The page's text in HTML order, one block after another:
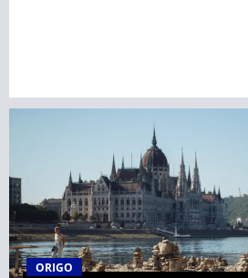
ORIGO